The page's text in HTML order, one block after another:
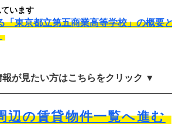
います
「東京都立第五商業高等学校」の概要
が見たい方はこちらをクリック ▼
辺の賃貸物件一覧へ進む